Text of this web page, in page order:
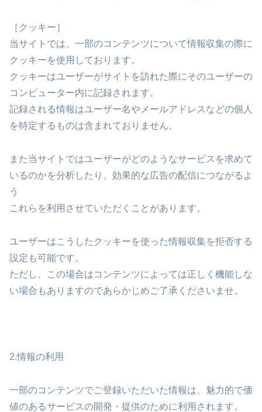
［クッキー］
当サイトでは、一部のコンテンツについて情報収集の際に
クッキーを使用しております。
クッキーはユーザーがサイトを訪れた際にそのユーザーの
コンピューター内に記録されます。
記録される情報はユーザー名やメールアドレスなどの個人
を特定するものは含まれておりません。
また当サイトではユーザーがどのようなサービスを求めて
いるのかを分析したり、効果的な広告の配信につながるよ
う
これらを利用させていただくことがあります。
ユーザーはこうしたクッキーを使った情報収集を拒否する
設定も可能です。
ただし、この場合はコンテンツによっては正しく機能しな
い場合もありますのであらかじめご了承くださいませ。
2.情報の利用
一部のコンテンツでご登録いただいた情報は、魅力的で価
値のあるサービスの開発・提供のために利用されます。